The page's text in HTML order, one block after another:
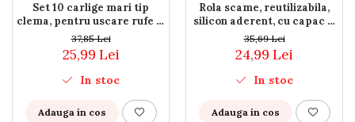
Suporturi ortopedice si orteze
Accesorii biciclete
Accesorii sportive
Covorase si paturi
Set 10 carlige mari tip
clema, pentru uscare rufe si
textile voluminoase, 9 cm,
arc metalic puternic, fixare
sigura, unghi mare de
prindere
37,85 Lei
25,99 Lei
In stoc
Adauga in cos
Rola scame, reutilizabila,
silicon aderent, cu capac si
maner ergonomic, curatare
haine si textile
35,69 Lei
24,99 Lei
In stoc
Adauga in cos